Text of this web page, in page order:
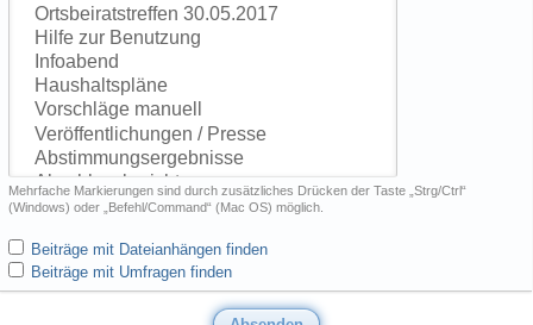
Mehrfache Markierungen sind durch zusätzliches Drücken der Taste „Strg/Ctrl“
(Windows) oder „Befehl/Command“ (Mac OS) möglich.
Beiträge mit Dateianhängen finden
Beiträge mit Umfragen finden